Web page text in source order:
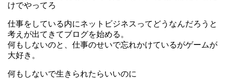
けでやってろ
仕事をしている内にネットビジネスってどうなんだろうと
考えが出てきてブログを始める。
何もしないのと、仕事のせいで忘れかけているがゲームが
大好き。
何もしないで生きられたらいいのに